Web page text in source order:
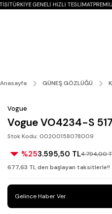
TÜRKIYE GENELI HIZLI TESLIMAT
Anasayfa GÜNEŞ GÖZLÜĞÜ
Vogue
Vogue VO4234-S
Stok Kodu: 00200158078009
%253.595,50 TL4.794,00
677,63 TL den başlayan taksitlerle!!
Gelince Haber Ver